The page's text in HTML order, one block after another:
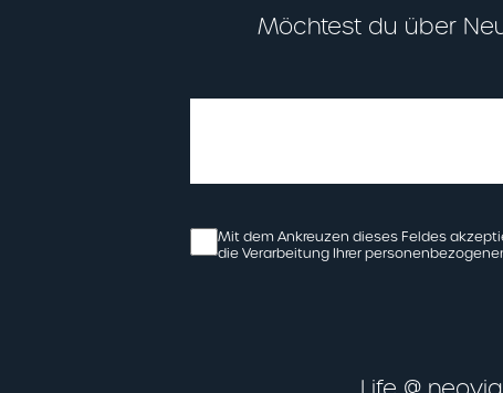
Möchtest du über
Mit dem Ankreuzen dieses Feldes
die Verarbeitung Ihrer